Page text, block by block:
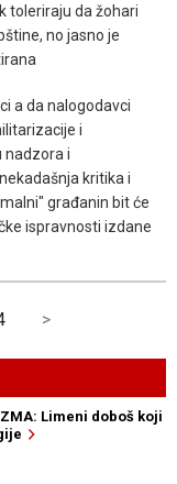
toleriraju da žohari
no jasno je
a da nalogodavci
i
nadzora i
kritika i
građanin bit će
ispravnosti izdane
>
Limeni doboš koji